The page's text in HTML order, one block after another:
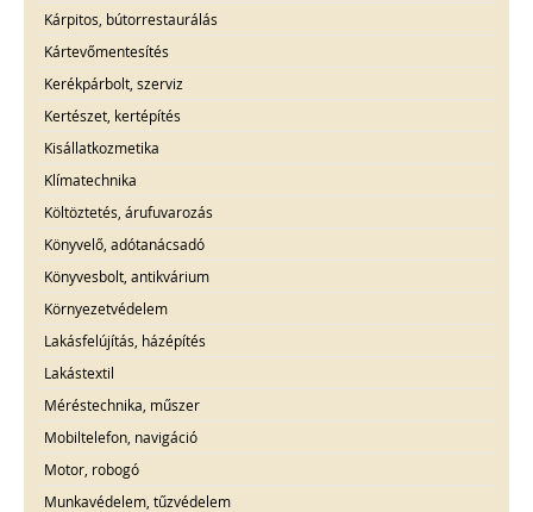
Kárpitos, bútorrestaurálás
Kártevőmentesítés
Kerékpárbolt, szerviz
Kertészet, kertépítés
Kisállatkozmetika
Klímatechnika
Költöztetés, árufuvarozás
Könyvelő, adótanácsadó
Könyvesbolt, antikvárium
Környezetvédelem
Lakásfelújítás, házépítés
Lakástextil
Méréstechnika, műszer
Mobiltelefon, navigáció
Motor, robogó
Munkavédelem, tűzvédelem